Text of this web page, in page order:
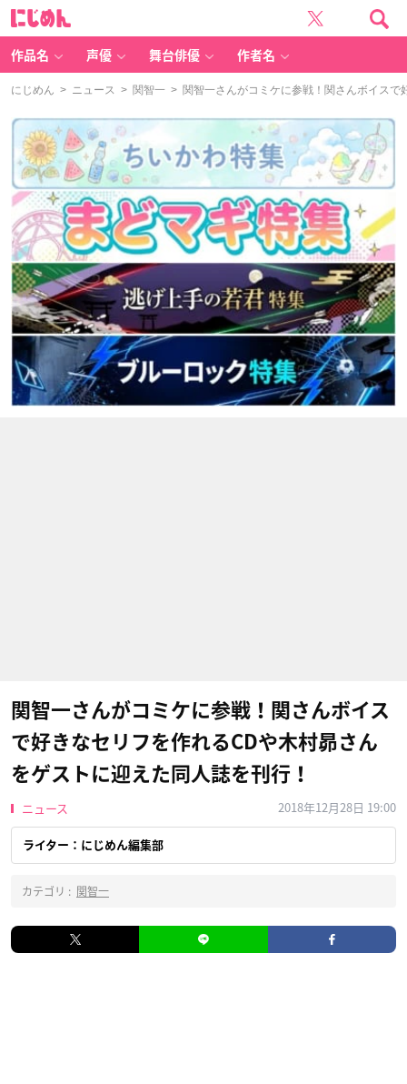
作品名 声優 舞台俳優 作者名
にじめん > ニュース > 関智一 > 関智一さんがコミケに参戦！関さんボイスで
関智一さんがコミケに参戦！関さんボイス
で好きなセリフを作れるCDや木村昴さん
をゲストに迎えた同人誌を刊行！
ニュース 2018年12月28日 19:00
ライター：にじめん編集部
カテゴリ : 関智一